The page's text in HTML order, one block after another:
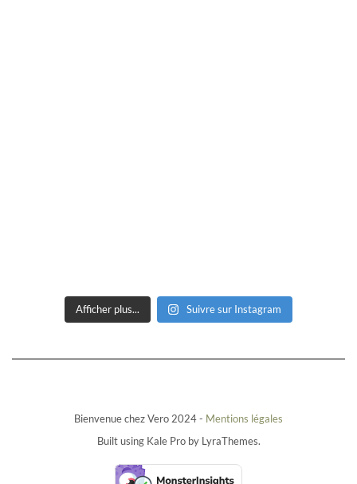
Afficher plus... Suivre sur Instagram
Bienvenue chez Vero 2024 - Mentions légales
Built using Kale Proby LyraThemes.